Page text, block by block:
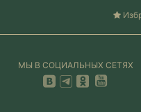
МЫ В СОЦИАЛЬНЫХ СЕТЯХ